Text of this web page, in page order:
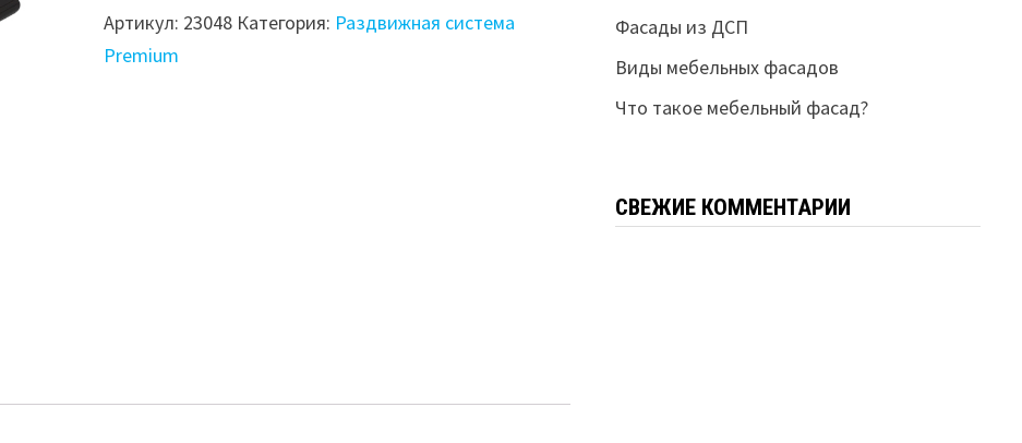
профиль
Slider
Артикул: 23048 Категория: Раздвижная система
Premium
Фасады из ДСП
Виды мебельных фасадов
Что такое мебельный фасад?
СВЕЖИЕ КОММЕНТАРИИ